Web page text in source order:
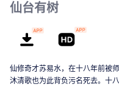
仙台有树
仙修奇才苏易水，在十八年前被
沐清歌也为此背负污名死去。十